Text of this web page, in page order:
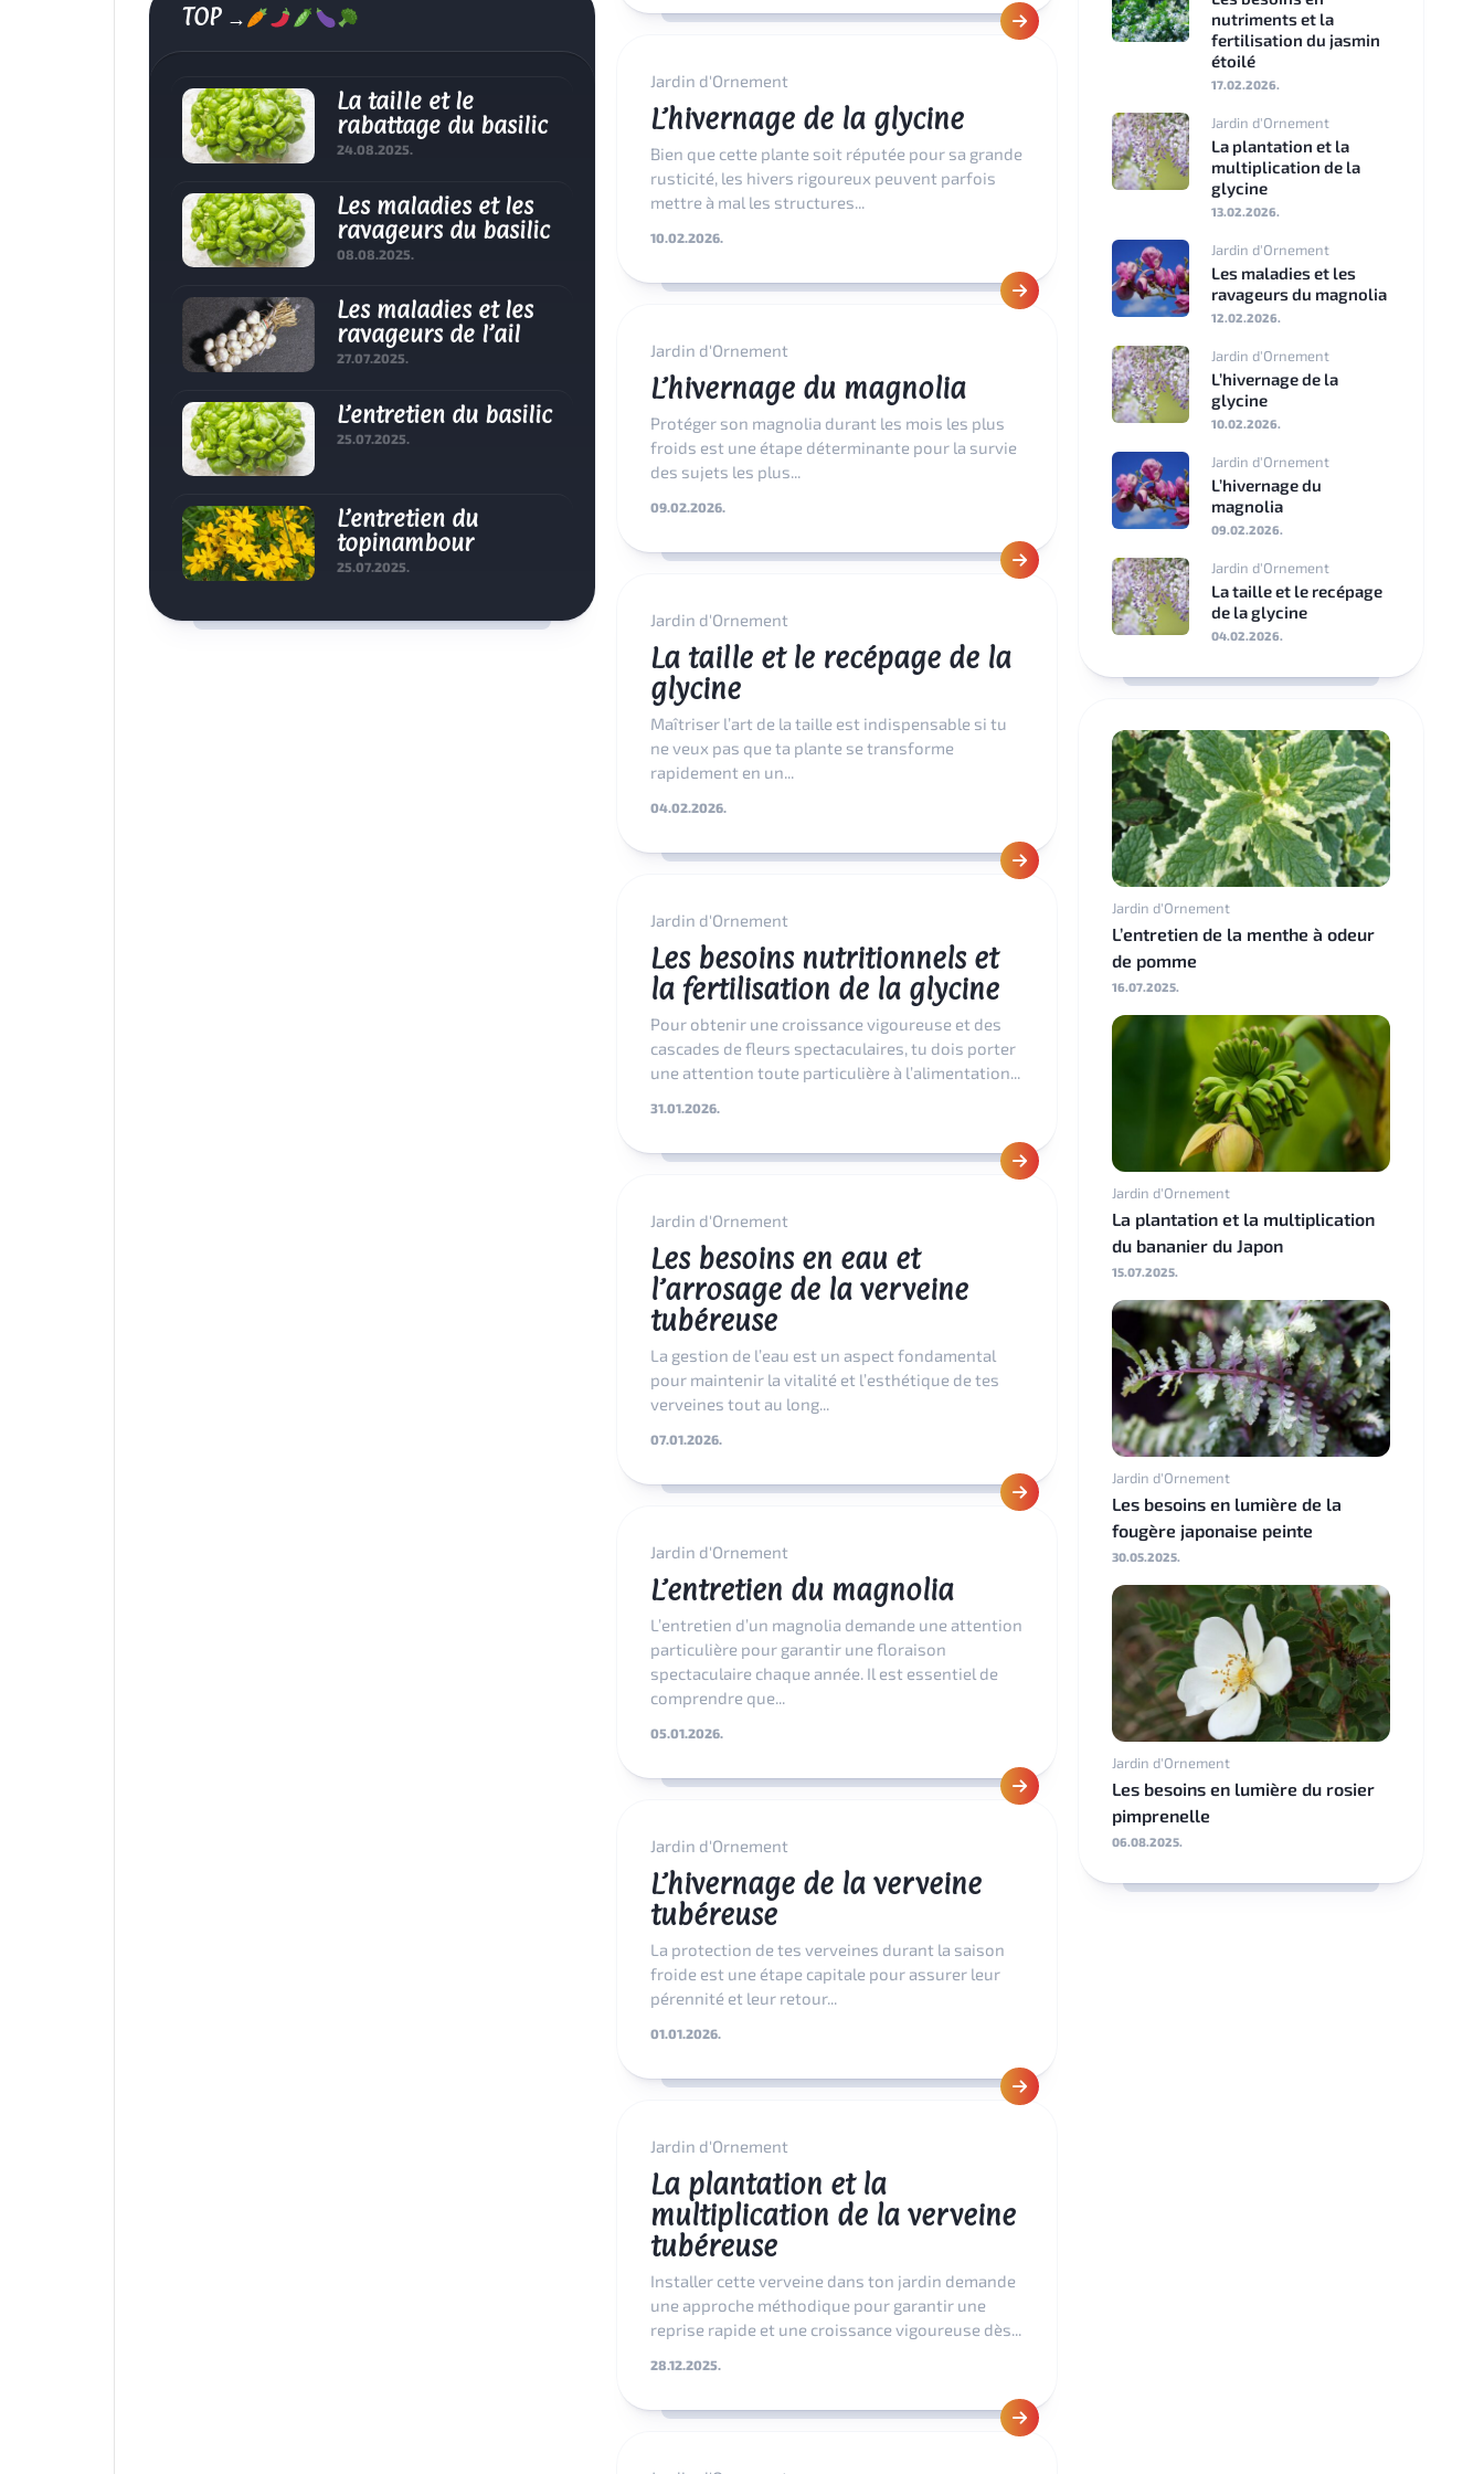
Nederlands
Polski
Svenska
Dansk
Suomi
Română
Hrvatski
Slovenčina
Srpski
jezik
Eesti
valoda
Lietuviškai
български
Ελληνικά
TOP →
La taille et le
rabattage du basilic
24.08.2025.
Les maladies et les
ravageurs du basilic
08.08.2025.
Les maladies et les
ravageurs de l’ail
27.07.2025.
L’entretien du basilic
25.07.2025.
L’entretien du
topinambour
25.07.2025.
Jardin d'Ornement
L’hivernage de la glycine
Bien que cette plante soit réputée pour sa grande
rusticité, les hivers rigoureux peuvent parfois
mettre à mal les structures...
10.02.2026.
Jardin d'Ornement
L’hivernage du magnolia
Protéger son magnolia durant les mois les plus
froids est une étape déterminante pour la survie
des sujets les plus...
09.02.2026.
Jardin d'Ornement
La taille et le recépage de la
glycine
Maîtriser l’art de la taille est indispensable si tu
ne veux pas que ta plante se transforme
rapidement en un...
04.02.2026.
Jardin d'Ornement
Les besoins nutritionnels et
la fertilisation de la glycine
Pour obtenir une croissance vigoureuse et des
cascades de fleurs spectaculaires, tu dois porter
une attention toute particulière à l’alimentation...
31.01.2026.
Jardin d'Ornement
Les besoins en eau et
l’arrosage de la verveine
tubéreuse
La gestion de l’eau est un aspect fondamental
pour maintenir la vitalité et l’esthétique de tes
verveines tout au long...
07.01.2026.
Jardin d'Ornement
L’entretien du magnolia
L’entretien d’un magnolia demande une attention
particulière pour garantir une floraison
spectaculaire chaque année. Il est essentiel de
comprendre que...
05.01.2026.
Jardin d'Ornement
L’hivernage de la verveine
tubéreuse
La protection de tes verveines durant la saison
froide est une étape capitale pour assurer leur
pérennité et leur retour...
01.01.2026.
Jardin d'Ornement
La plantation et la
multiplication de la verveine
tubéreuse
Installer cette verveine dans ton jardin demande
une approche méthodique pour garantir une
reprise rapide et une croissance vigoureuse dès...
28.12.2025.
nutriments et la
fertilisation du jasmin
étoilé
17.02.2026.
Jardin d'Ornement
La plantation et la
multiplication de la
glycine
13.02.2026.
Jardin d'Ornement
Les maladies et les
ravageurs du magnolia
12.02.2026.
Jardin d'Ornement
L’hivernage de la
glycine
10.02.2026.
Jardin d'Ornement
L’hivernage du
magnolia
09.02.2026.
Jardin d'Ornement
La taille et le recépage
de la glycine
04.02.2026.
Jardin d'Ornement
L’entretien de la menthe à odeur
de pomme
16.07.2025.
Jardin d'Ornement
La plantation et la multiplication
du bananier du Japon
15.07.2025.
Jardin d'Ornement
Les besoins en lumière de la
fougère japonaise peinte
30.05.2025.
Jardin d'Ornement
Les besoins en lumière du rosier
pimprenelle
06.08.2025.